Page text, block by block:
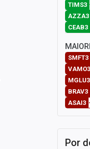
TIMS3
AZZA3
CEAB3
SMFT3
VAMO3
MGLU3
BRAV3
ASAI3
Por